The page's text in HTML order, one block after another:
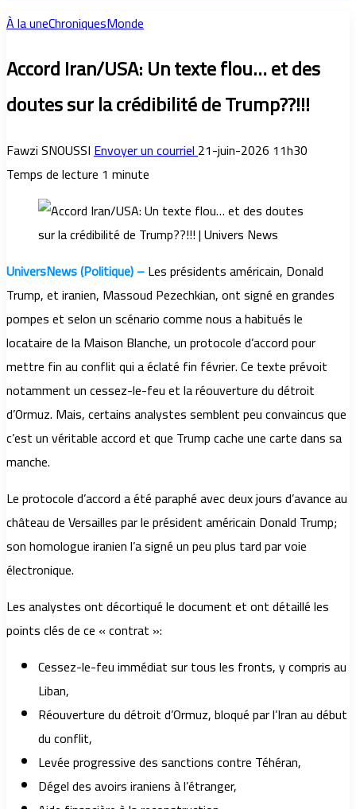
À la uneChroniquesMonde
Accord Iran/USA: Un texte flou… et des
doutes sur la crédibilité de Trump??!!!
Fawzi SNOUSSIEnvoyer un courriel21-juin-2026 11h30
Temps de lecture 1 minute
UniversNews (Politique) –Les présidents américain, Donald
Trump, et iranien, Massoud Pezechkian, ont signé en grandes
pompes et selon un scénario comme nous a habitués le
locataire de la Maison Blanche, un protocole d’accord pour
mettre fin au conflit qui a éclaté fin février. Ce texte prévoit
notamment un cessez-le-feu et la réouverture du détroit
d’Ormuz. Mais, certains analystes semblent peu convaincus que
c’est un véritable accord et que Trump cache une carte dans sa
manche.
Le protocole d’accord a été paraphé avec deux jours d’avance au
château de Versailles par le président américain Donald Trump;
son homologue iranien l’a signé un peu plus tard par voie
électronique.
Les analystes ont décortiqué le document et ont détaillé les
points clés de ce « contrat »:
Cessez-le-feu immédiat sur tous les fronts, y compris au
Liban,
Réouverture du détroit d’Ormuz, bloqué par l’Iran au début
du conflit,
Levée progressive des sanctions contre Téhéran,
Dégel des avoirs iraniens à l’étranger,